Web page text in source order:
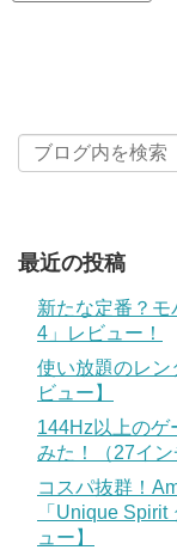
最近の投稿
新たな定番？
4」レビュー！
使い放題のレ
ビュー】
144Hz以上のゲ
みた！（27イ
コスパ抜群！
「Unique
ュー】